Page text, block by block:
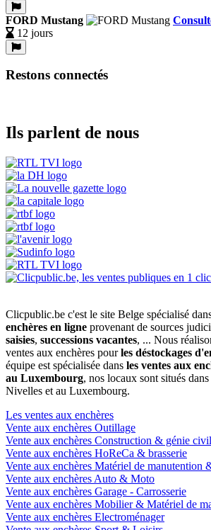
FORD Mustang
12 jours
Restons connectés
Ils parlent de nous
Clicpublic.be c'est le site Belge spécialisé
enchères en ligne provenant de sources
saisies, successions vacantes, ... Nous
ventes aux enchères pourles déstockages
équipe est spécialisée dans les ventes aux
au Luxembourg, nos locaux sont situés
Nivelles et au Luxembourg.
Les ventes aux enchères
Vente aux enchères Outillage
Vente aux enchères Construction & génie civil
Vente aux enchères HoReCa & brasserie
Vente aux enchères Matériel de manutention
Vente aux enchères Auto & Moto
Vente aux enchères Garage - Carrosserie
Vente aux enchères Mobilier & Matériel de
Vente aux enchères Electroménager